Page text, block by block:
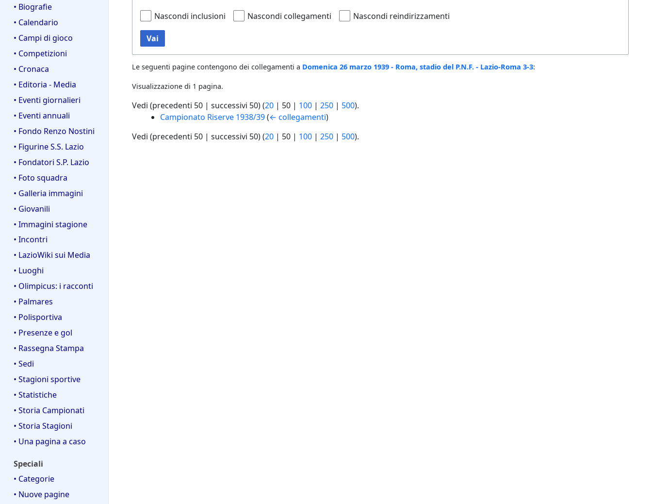
• Biografie
• Calendario
• Campi di gioco
• Competizioni
• Cronaca
• Editoria - Media
• Eventi giornalieri
• Eventi annuali
• Fondo Renzo Nostini
• Figurine S.S. Lazio
• Fondatori S.P. Lazio
• Foto squadra
• Galleria immagini
• Giovanili
• Immagini stagione
• Incontri
• LazioWiki sui Media
• Luoghi
• Olimpicus: i racconti
• Palmares
• Polisportiva
• Presenze e gol
• Rassegna Stampa
• Sedi
• Stagioni sportive
• Statistiche
• Storia Campionati
• Storia Stagioni
• Una pagina a caso
Speciali
• Categorie
• Nuove pagine
Nascondi inclusioni Nascondi collegamenti Nascondi reindirizzamenti
Vai
Le seguenti pagine contengono dei collegamenti a Domenica 26 marzo 1939 - Roma, stadio del P.N.F. - Lazio-Roma 3-3:
Visualizzazione di 1 pagina.
Vedi (precedenti 50 | successivi 50) (20 | 50 | 100 | 250 | 500).
Campionato Riserve 1938/39 (← collegamenti)
Vedi (precedenti 50 | successivi 50) (20 | 50 | 100 | 250 | 500).